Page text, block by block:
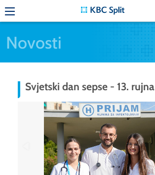
Novosti
Svjetski dan sepse - 13. rujna